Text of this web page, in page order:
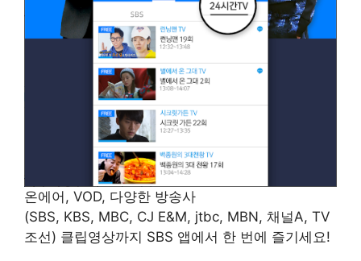
온에어, VOD, 다양한 방송사
(SBS, KBS, MBC, CJ E&M, jtbc, MBN, 채널A, TV
조선) 클립영상까지 SBS 앱에서 한 번에 즐기세요!